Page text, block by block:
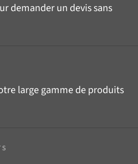
demander un devis sans
large gamme de produits